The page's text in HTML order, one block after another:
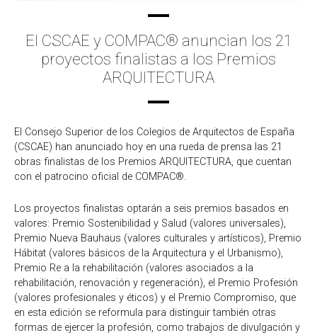
El CSCAE y COMPAC® anuncian los 21
proyectos finalistas a los Premios
ARQUITECTURA
El Consejo Superior de los Colegios de Arquitectos de España
(CSCAE) han anunciado hoy en una rueda de prensa las 21
obras finalistas de los Premios ARQUITECTURA, que cuentan
con el patrocino oficial de COMPAC®.
Los proyectos finalistas optarán a seis premios basados en
valores: Premio Sostenibilidad y Salud (valores universales),
Premio Nueva Bauhaus (valores culturales y artísticos), Premio
Hábitat (valores básicos de la Arquitectura y el Urbanismo),
Premio Re a la rehabilitación (valores asociados a la
rehabilitación, renovación y regeneración), el Premio Profesión
(valores profesionales y éticos) y el Premio Compromiso, que
en esta edición se reformula para distinguir también otras
formas de ejercer la profesión, como trabajos de divulgación y